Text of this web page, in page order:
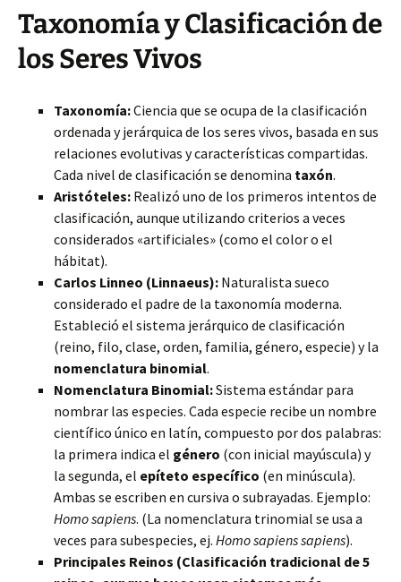
Taxonomía y Clasificación de
los Seres Vivos
Taxonomía:Ciencia que se ocupa de la clasificación
ordenada y jerárquica de los seres vivos, basada en sus
relaciones evolutivas y características compartidas.
Cada nivel de clasificación se denomina taxón.
Aristóteles: Realizó uno de los primeros intentos de
clasificación, aunque utilizando criterios a veces
considerados «artificiales» (como el color o el
hábitat).
Carlos Linneo (Linnaeus): Naturalista sueco
considerado el padre de la taxonomía moderna.
Estableció el sistema jerárquico de clasificación
(reino, filo, clase, orden, familia, género, especie) y la
nomenclatura binomial.
Nomenclatura Binomial:Sistema estándar para
nombrar las especies. Cada especie recibe un nombre
científico único en latín, compuesto por dos palabras:
la primera indica el género (con inicial mayúscula) y
la segunda, el epíteto específico (en minúscula).
Ambas se escriben en cursiva o subrayadas. Ejemplo:
Homo sapiens. (La nomenclatura trinomial se usa a
veces para subespecies, ej. Homo sapiens sapiens).
Principales Reinos (Clasificación tradicional de 5